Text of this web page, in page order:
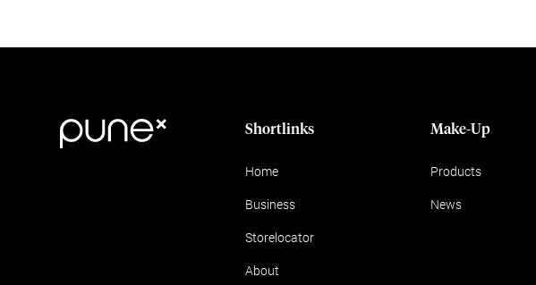
Shortlinks
Home
Business
Storelocator
About
Make-Up
Products
News